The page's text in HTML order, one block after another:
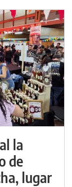
la
de
lugar